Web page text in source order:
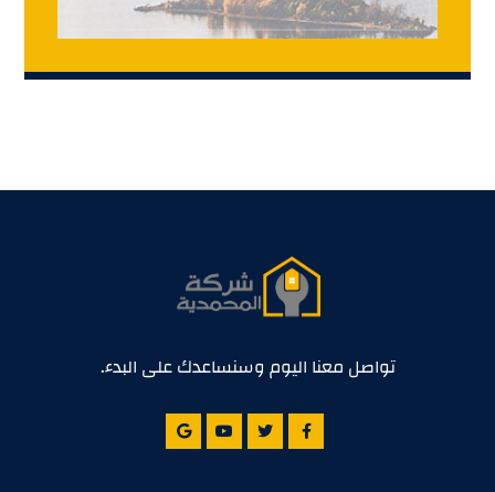
تواصل معنا اليوم وسنساعدك على البدء.